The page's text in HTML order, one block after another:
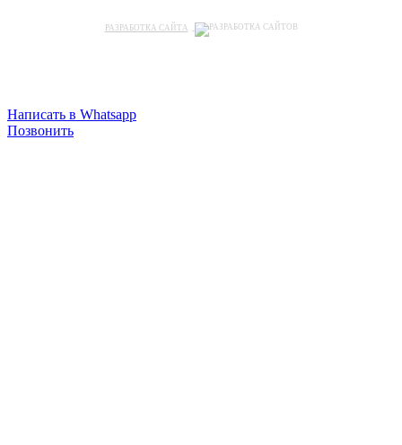
РАЗРАБОТКА САЙТА
Написать в Whatsapp
Позвонить